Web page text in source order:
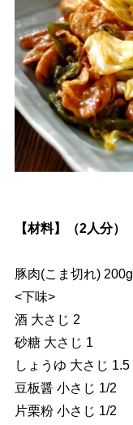
【材料】（2人分）
豚肉(こま切れ) 200g
<下味>
酒 大さじ 2
砂糖 大さじ 1
しょうゆ 大さじ 1.5
豆板醤 小さじ 1/2
片栗粉 小さじ 1/2